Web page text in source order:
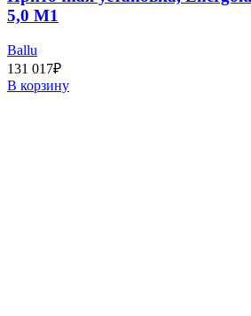
5,0 M1
Ballu
131 017₽
В корзину